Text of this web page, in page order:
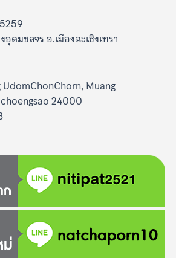
ดมชลจร อ.เมืองฉะเชิงเทรา
Muang
24000